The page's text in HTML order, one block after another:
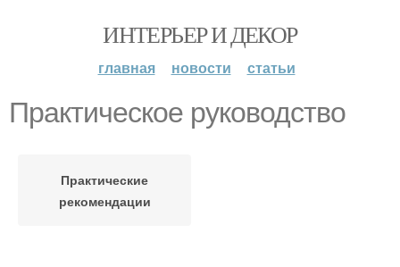
ИНТЕРЬЕР И ДЕКОР
главная новости статьи
Практическое руководство
Практические
рекомендации